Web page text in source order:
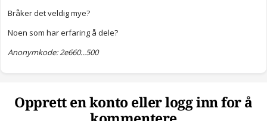
Bråker det veldig mye?
Noen som har erfaring å dele?
Anonymkode: 2e660...500
Opprett en konto eller logg inn for å